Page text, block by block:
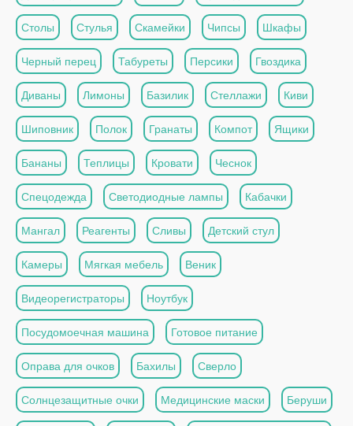
Столы Стулья Скамейки Чипсы Шкафы
Черный перец Табуреты Персики Гвоздика
Диваны Лимоны Базилик Стеллажи Киви
Шиповник Полок Гранаты Компот Ящики
Бананы Теплицы Кровати Чеснок
Спецодежда Светодиодные лампы Кабачки
Мангал Реагенты Сливы Детский стул
Камеры Мягкая мебель Веник
Видеорегистраторы Ноутбук
Посудомоечная машина Готовое питание
Оправа для очков Бахилы Сверло
Солнцезащитные очки Медицинские маски Беруши